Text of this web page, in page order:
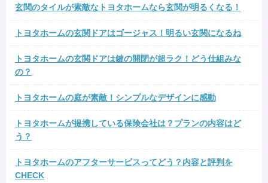
玄関のタイルが素敵なトヨタホームなら玄関が明るくなる！
トヨタホームの玄関ドアはゴージャス！明るい玄関になるね
トヨタホームの玄関ドアは鍵の開閉が超ラク！どう仕組みな
の？
トヨタホームの庭が素敵！シンプルなデザインに感動
トヨタホームが提携している保険会社は？プランの内容はど
う？
トヨタホームのアフターサービスってどう？内容と評判を
CHECK